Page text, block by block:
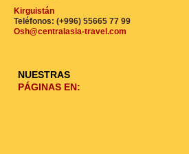
Kirguistán
Teléfonos: (+996) 55665 77 99
Osh@centralasia-travel.com
NUESTRAS
PÁGINAS EN: